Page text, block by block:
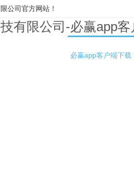
公司官方网站！
有限公司-必赢app
必赢app客户端下载